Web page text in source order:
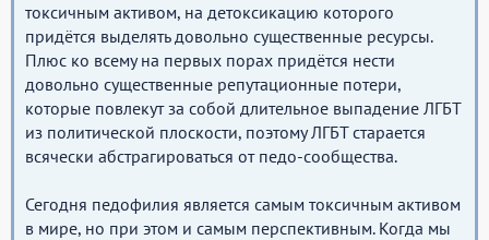
токсичным активом, на детоксикацию которого
придётся выделять довольно существенные ресурсы.
Плюс ко всему на первых порах придётся нести
довольно существенные репутационные потери,
которые повлекут за собой длительное выпадение ЛГБТ
из политической плоскости, поэтому ЛГБТ старается
всячески абстрагироваться от педо-сообщества.
Сегодня педофилия является самым токсичным активом
в мире, но при этом и самым перспективным. Когда мы